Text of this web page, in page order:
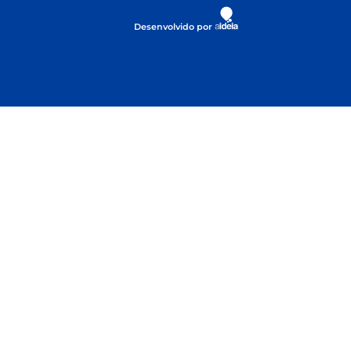
Desenvolvido por